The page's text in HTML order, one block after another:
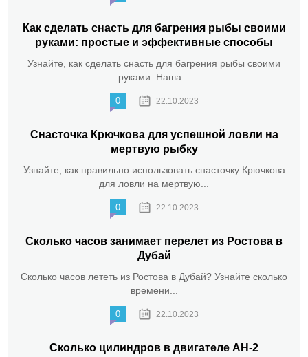
Как сделать снасть для багрения рыбы своими
руками: простые и эффективные способы
Узнайте, как сделать снасть для багрения рыбы своими
руками. Наша...
0 22.10.2023
Снасточка Крючкова для успешной ловли на
мертвую рыбку
Узнайте, как правильно использовать снасточку Крючкова
для ловли на мертвую...
0 22.10.2023
Сколько часов занимает перелет из Ростова в
Дубай
Сколько часов лететь из Ростова в Дубай? Узнайте сколько
времени...
0 22.10.2023
Сколько цилиндров в двигателе АН-2